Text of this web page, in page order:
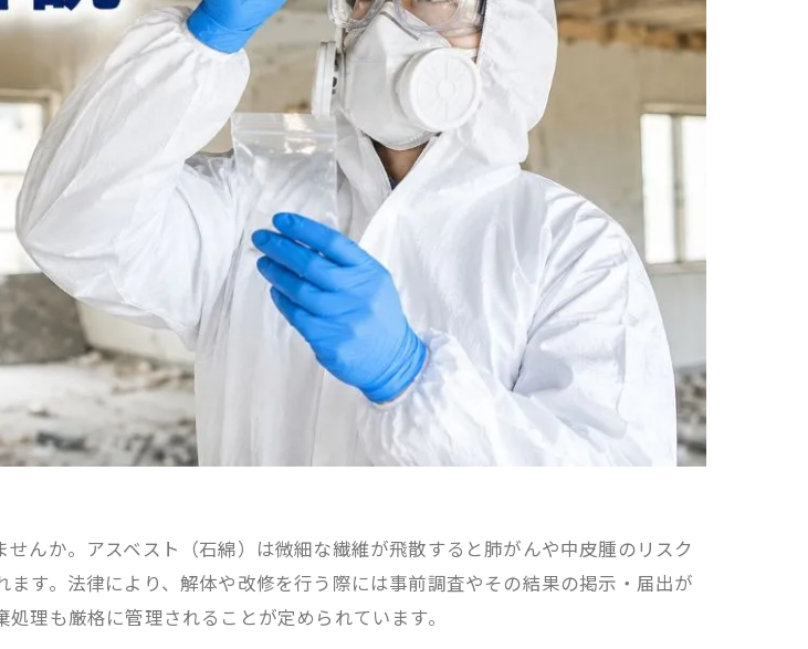
んか。アスベスト（石綿）は微細な繊維が飛散すると肺がんや中皮腫のリスク
す。法律により、解体や改修を行う際には事前調査やその結果の掲示・届出が
理も厳格に管理されることが定められています。